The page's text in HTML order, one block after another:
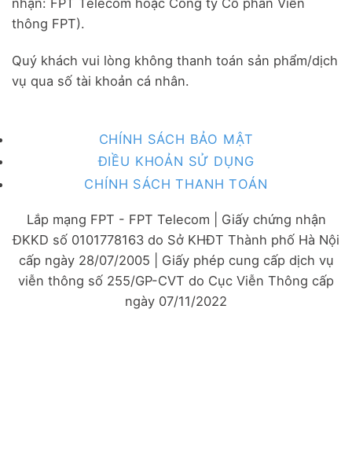
thông FPT).
Quý khách vui lòng không thanh toán sản phẩm/dịch
vụ qua số tài khoản cá nhân.
CHÍNH SÁCH BẢO MẬT
ĐIỀU KHOẢN SỬ DỤNG
CHÍNH SÁCH THANH TOÁN
Lắp mạng FPT - FPT Telecom | Giấy chứng nhận
ĐKKD số 0101778163 do Sở KHĐT Thành phố Hà Nội
cấp ngày 28/07/2005 | Giấy phép cung cấp dịch vụ
viễn thông số 255/GP-CVT do Cục Viễn Thông cấp
ngày 07/11/2022